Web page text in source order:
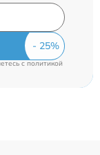
cполитикой